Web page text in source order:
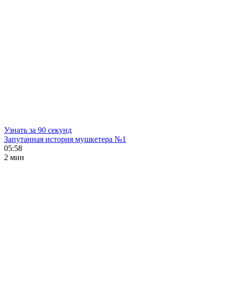
Узнать за 90 секунд
Запутанная история мушкетера №1
05:58
2 мин